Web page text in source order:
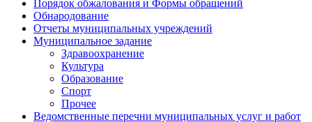
Порядок обжалования и Формы обращений
Обнародование
Отчеты муниципальных учреждений
Муниципальное задание
Здравоохранение
Культура
Образование
Спорт
Прочее
Ведомственные перечни муниципальных услуг и работ